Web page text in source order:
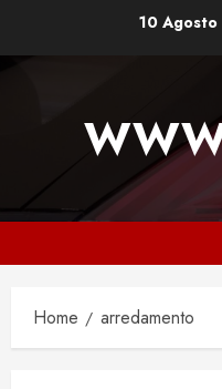
10
Home arredamento